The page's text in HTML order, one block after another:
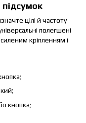
цілі й частоту
полегшені
кріпленням і
кнопка;